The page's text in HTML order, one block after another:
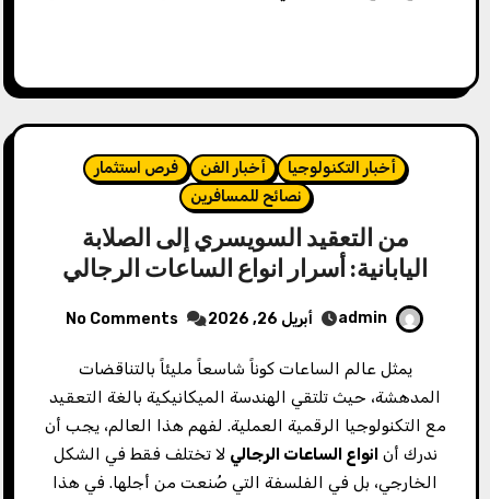
أخبار التكنولوجيا أخبار الفن
فرص استثمار
نصائح للمسافرين
من التعقيد السويسري إلى الصلابة
اليابانية: أسرار انواع الساعات الرجالي
admin أبريل 26, 2026 No Comments
يمثل عالم الساعات كوناً شاسعاً مليئاً بالتناقضات
المدهشة، حيث تلتقي الهندسة الميكانيكية بالغة التعقيد
مع التكنولوجيا الرقمية العملية. لفهم هذا العالم، يجب أن
ندرك أن انواع الساعات الرجالي لا تختلف فقط في الشكل
الخارجي، بل في الفلسفة التي صُنعت من أجلها. في هذا